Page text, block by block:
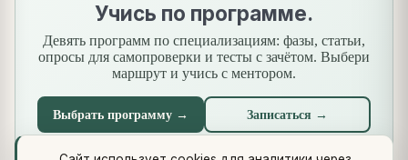
Учись по программе.
Девять программ по специализациям: фазы, статьи,
опросы для самопроверки и тесты с зачётом. Выбери
маршрут и учись с ментором.
Выбрать программу → Записаться →